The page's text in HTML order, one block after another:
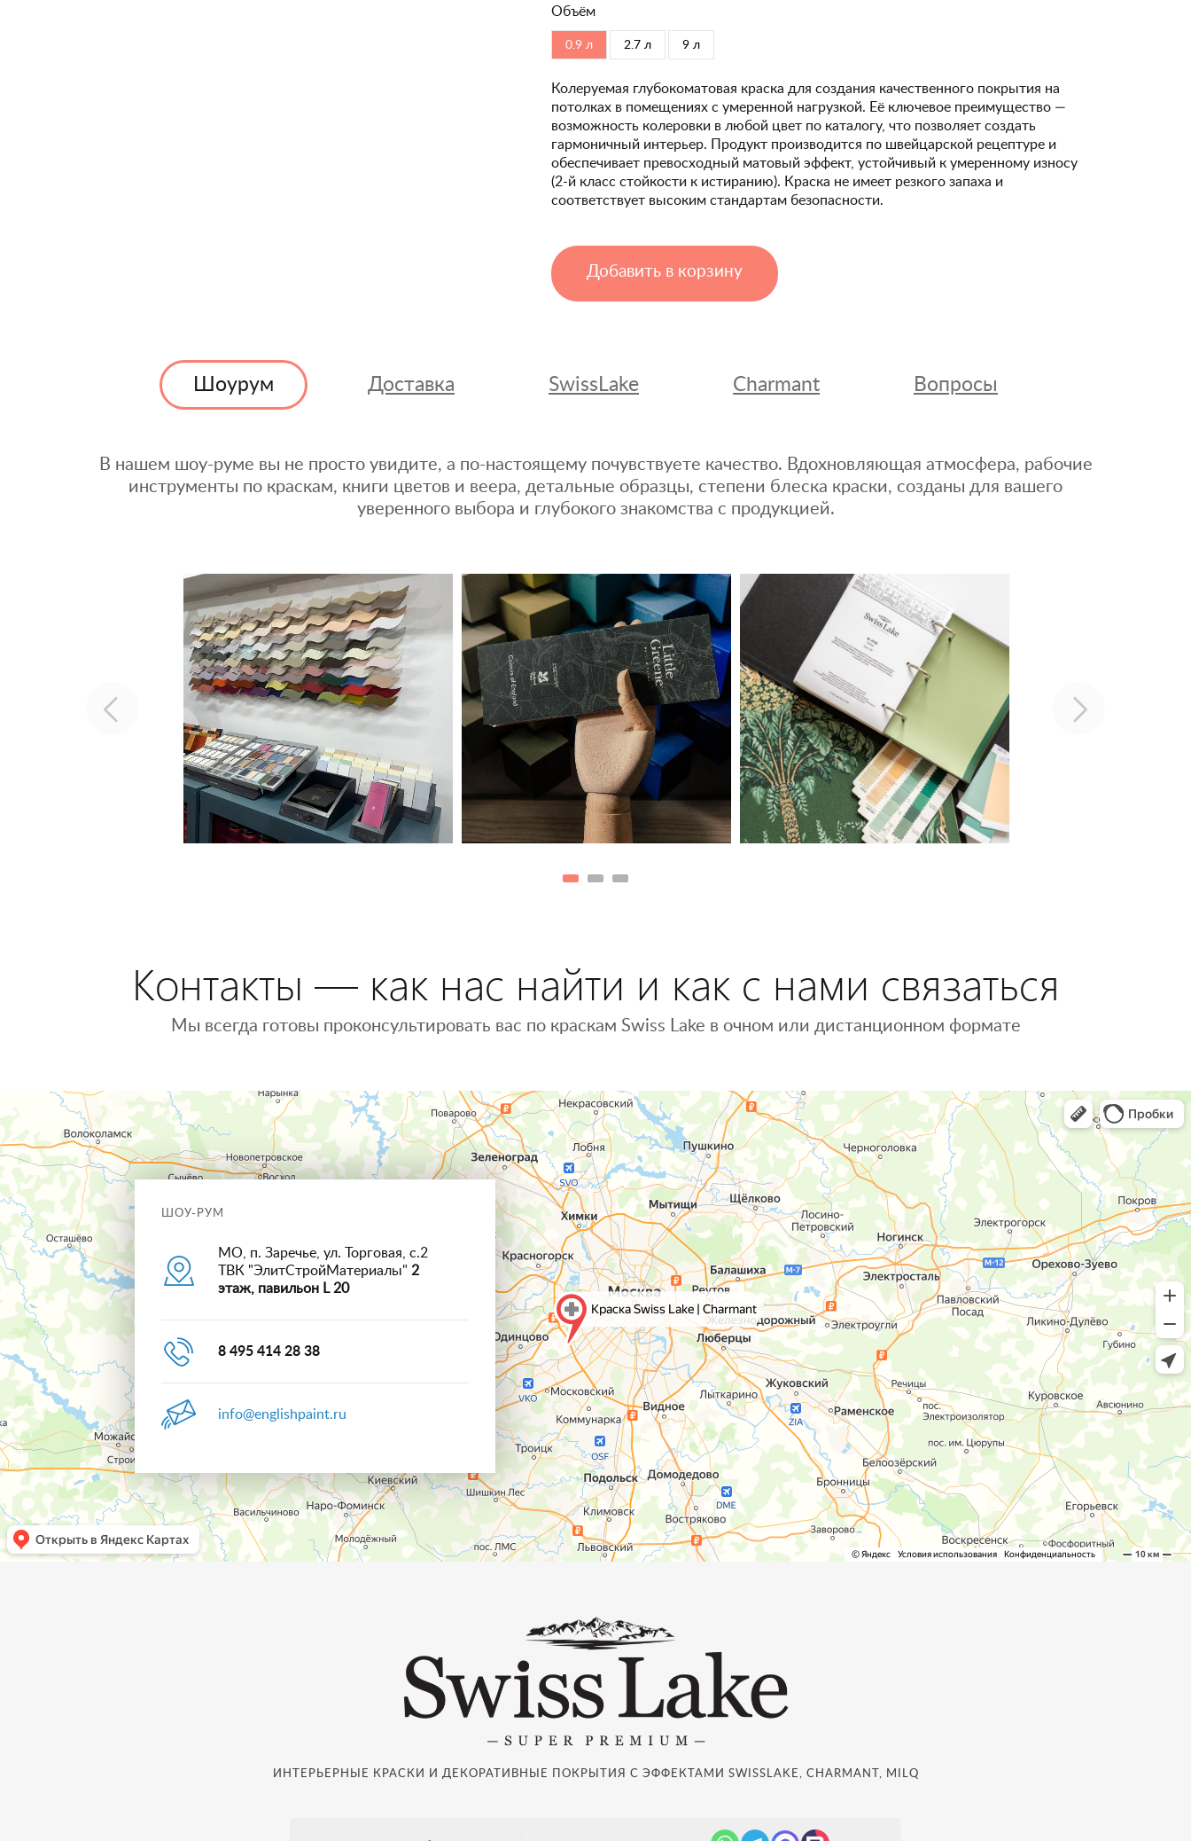
Объём
0.9 л 2.7 л 9 л
Колеруемая глубокоматовая краска для создания качественного покрытия на
потолках в помещениях с умеренной нагрузкой. Её ключевое преимущество —
возможность колеровки в любой цвет по каталогу, что позволяет создать
гармоничный интерьер. Продукт производится по швейцарской рецептуре и
обеспечивает превосходный матовый эффект, устойчивый к умеренному износу
(2-й класс стойкости к истиранию). Краска не имеет резкого запаха и
соответствует высоким стандартам безопасности.
Добавить в корзину
Шоурум Доставка SwissLake Charmant Вопросы
В нашем шоу-руме вы не просто увидите, а по-настоящему почувствуете качество. Вдохновляющая атмосфера, рабочие
инструменты по краскам, книги цветов и веера, детальные образцы, степени блеска краски, созданы для вашего
уверенного выбора и глубокого знакомства с продукцией.
Контакты — как нас найти и как с нами связаться
Мы всегда готовы проконсультировать вас по краскам Swiss Lake в очном или дистанционном формате
ШОУ-РУМ
МО, п. Заречье, ул. Торговая, с.2
ТВК "ЭлитСтройМатериалы" 2
этаж, павильон L 20
8 495 414 28 38
info@englishpaint.ru
ИНТЕРЬЕРНЫЕ КРАСКИ И ДЕКОРАТИВНЫЕ ПОКРЫТИЯ С ЭФФЕКТАМИ SWISSLAKE, CHARMANT, MILQ